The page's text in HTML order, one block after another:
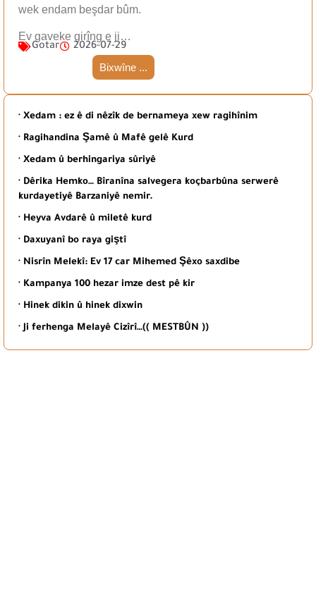
wek endam beşdar bûm.
Ev gaveke girîng e ji…
Gotar 2026-07-29
Bixwîne ...
· Xedam : ez ê di nêzîk de bernameya xew ragihînim
· Ragihandina Şamê û Mafê gelê Kurd
· Xedam û berhingariya sûriyê
· Dêrika Hemko… Bîranîna salvegera koçbarbûna serwerê
kurdayetiyê Barzaniyê nemir.
· Heyva Avdarê û miletê kurd
· Daxuyanî bo raya giştî
· Nisrîn Melekî: Ev 17 car Mihemed Şêxo saxdibe
· Kampanya 100 hezar imze dest pê kir
· Hinek dikin û hinek dixwin
· Ji ferhenga Melayê Cizîrî…(( MESTBÛN ))